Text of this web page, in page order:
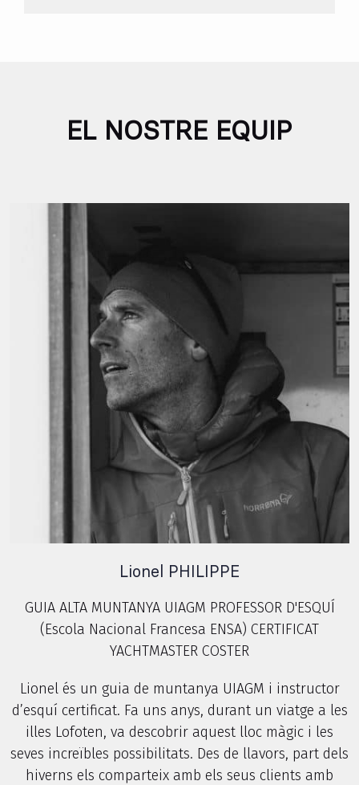
EL NOSTRE EQUIP
Lionel PHILIPPE
GUIA ALTA MUNTANYA UIAGM PROFESSOR D'ESQUÍ
(Escola Nacional Francesa ENSA) CERTIFICAT
YACHTMASTER COSTER
Lionel és un guia de muntanya UIAGM i instructor
d’esquí certificat. Fa uns anys, durant un viatge a les
illes Lofoten, va descobrir aquest lloc màgic i les
seves increïbles possibilitats. Des de llavors, part dels
hiverns els comparteix amb els seus clients amb